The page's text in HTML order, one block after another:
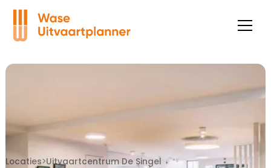
Locaties>Uitvaartcentrum De Singel